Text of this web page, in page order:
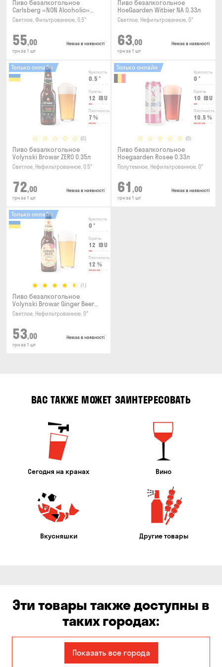
Пиво безалкогольное
Carlsberg «NON Alcoholic»
0.45л
Светлое, Фильтрованное, 0.5°
55,00
грн за 1 шт
Немає в наявності
Пиво безалкогольное
HoeGaarden Witbier NA 0.33л
Светлое, Нефильтрованное, 0°
63,00
грн за 1 шт
Немає в наявності
Крепость
0.5 °
Горечь
12 IBU
Плотность
7 %
(0)
Только онлайн
Пиво безалкогольное
Volynski Browar ZERO 0.35л
Светлое, Нефильтрованное, 0.5°
72,00
грн за 1 шт
Немає в наявності
Крепость
0 °
Горечь
10 IBU
Плотность
10.5 %
(0)
Только онлайн
Пиво безалкогольное
Hoegaarden Rosee 0.33л
Полутемное, Нефильтрованное, 0°
61 ,00
грн за 1 шт
Немає в наявності
Крепость
0 °
Горечь
12 IBU
Плотность
12 %
(1)
Только онлайн
Пиво безалкогольное
Volynski Browar Ginger Beer
0.35л
Светлое, Нефильтрованное, 0°
53,00
грн за 1 шт
Немає в наявності
ВАС ТАКЖЕ МОЖЕТ ЗАИНТЕРЕСОВАТЬ
Сегодня на кранах Вино
Вкусняшки Другие товары
Эти товары также доступны в
таких городах:
АвангардПоказать все города